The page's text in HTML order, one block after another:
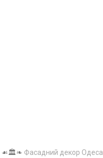
☙🏛️❧ Фасадний декор Одеса